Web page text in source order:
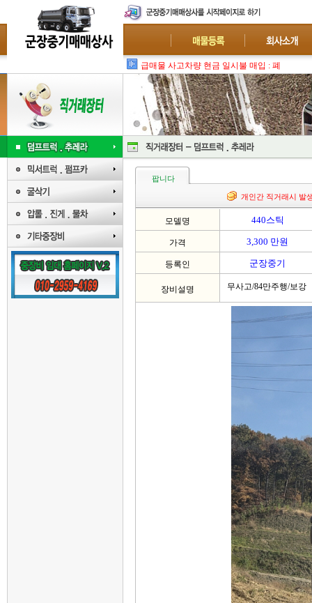
급매물 사고차량 현금 일시불 매입 : 폐차-수출
팝니다
개인간 직거래시 발
모델명 440스틱
가격 3,300 만원
등록인 군장중기
장비설명 무사고/84만주행/보강